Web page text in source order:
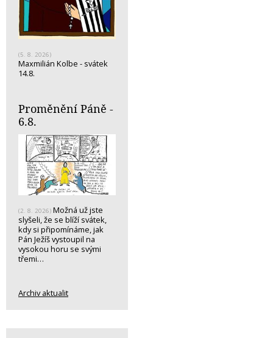
(5. 8. 2026)
Maxmilián Kolbe - svátek
14.8.
Proměnění Páně -
6.8.
(2. 8. 2026) Možná už jste
slyšeli, že se blíží svátek,
kdy si připomínáme, jak
Pán Ježíš vystoupil na
vysokou horu se svými
třemi…
Archiv aktualit